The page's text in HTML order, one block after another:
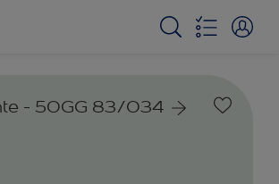
- 50GG 83/034